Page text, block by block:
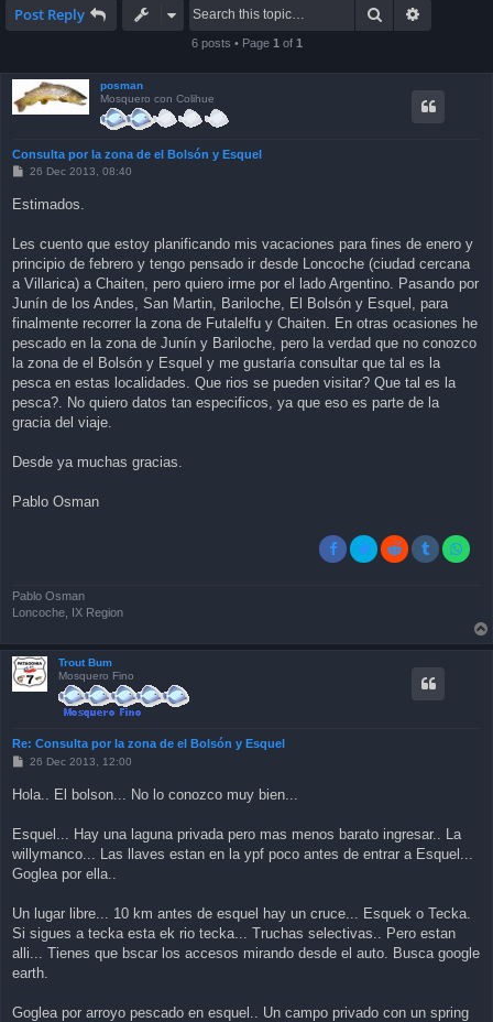
Post Reply Search
6 posts • Page 1 of 1
posman
Mosquero con Colihue
Consulta por la zona de el Bolsón y Esquel
P
t
26 Dec 2013, 08:40
Estimados.
Les cuento que estoy planificando mis vacaciones para fines de enero y
principio de febrero y tengo pensado ir desde Loncoche (ciudad cercana
a Villarica) a Chaiten, pero quiero irme por el lado Argentino. Pasando por
Junín de los Andes, San Martin, Bariloche, El Bolsón y Esquel, para
finalmente recorrer la zona de Futalelfu y Chaiten. En otras ocasiones he
pescado en la zona de Junín y Bariloche, pero la verdad que no conozco
la zona de el Bolsón y Esquel y me gustaría consultar que tal es la
pesca en estas localidades. Que rios se pueden visitar? Que tal es la
pesca?. No quiero datos tan especificos, ya que eso es parte de la
gracia del viaje.
Desde ya muchas gracias.
Pablo Osman
Pablo Osman
Loncoche, IX Region
Trout Bum
Mosquero Fino
Re: Consulta por la zona de el Bolsón y Esquel
P
t
26 Dec 2013, 12:00
Hola.. El bolson... No lo conozco muy bien...
Esquel... Hay una laguna privada pero mas menos barato ingresar.. La
willymanco... Las llaves estan en la ypf poco antes de entrar a Esquel...
Goglea por ella..
Un lugar libre... 10 km antes de esquel hay un cruce... Esquek o Tecka.
Si sigues a tecka esta ek rio tecka... Truchas selectivas.. Pero estan
alli... Tienes que bscar los accesos mirando desde el auto. Busca google
earth.
Goglea por arroyo pescado en esquel.. Un campo privado con un spring